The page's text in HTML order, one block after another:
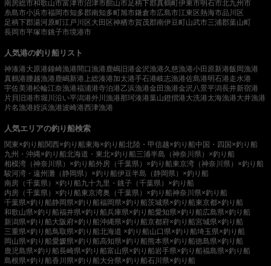
南房総市和歌山市富津市沼津市館山市足柄下郡真鶴町伊東市明石市北九州市
糸島市小浜市福岡市知多郡南知多町旭市鎌倉市広島市江東区熱海市品川区
足柄下郡湯河原町江戸川区 大田区神栖市賀茂郡南伊豆町山武市三浦郡葉山町
長岡市平塚市銚子市境港市
人気港の釣り船リスト
神湊港大原港鐘崎漁港 間口漁港鹿嶋旧港金沢漁港久慈漁港小田原新港飯岡漁港
真鶴港 腰越漁港鹿嶋新港 上総湊港加太港手石港岐志漁港佐島港明石港走水港
宇佐美港松輪江奈漁港福浦港寺泊港乙浜漁港金田漁港金沢八景平潟長井新宿港
片貝旧港市堀川沿い平潟港外川漁港那珂湊港葉山鐙摺港大洗港太海漁港大井漁港
片名漁港姪浜漁港波崎港西津漁港
人気エリアの釣り船検索
関東×釣り船関西×釣り船東海×釣り船北陸・甲信越×釣り船中国・四国×釣り船
九州・沖縄×釣り船北海道・東北×釣り船三浦半島（神奈川県）×釣り船
相模湾（神奈川県）×釣り船外房（千葉県）×釣り船東京湾（神奈川県）×釣り船
駿河湾・遠州灘（静岡県）×釣り船伊豆半島（静岡県）×釣り船
南房（千葉県）×釣り船九十九里・銚子（千葉県）×釣り船
内房（千葉県）×釣り船東京湾奥（千葉県）×釣り船神奈川県×釣り船
千葉県×釣り船静岡県×釣り船福岡県×釣り船茨城県×釣り船東京都×釣り船
和歌山県×釣り船福井県×釣り船兵庫県×釣り船愛知県×釣り船広島県×釣り船
新潟県×釣り船大阪府×釣り船沖縄県×釣り船京都府×釣り船宮城県×釣り船
三重県×釣り船鳥取県×釣り船北海道 ×釣り船山口県×釣り船埼玉県×釣り船
岡山県×釣り船愛媛県×釣り船高知県×釣り船熊本県×釣り船徳島県×釣り船
鹿児島県×釣り船長崎県×釣り船富山県×釣り船岩手県×釣り船福島県×釣り船
島根県×釣り船香川県×釣り船大分県×釣り船石川県×釣り船